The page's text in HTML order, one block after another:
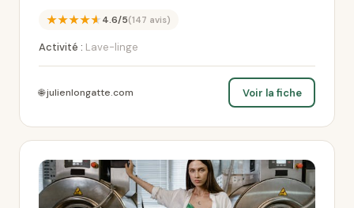
★★★★★4.6/5(147 avis)
Activité : Lave-linge
🌐 julienlongatte.com Voir la fiche